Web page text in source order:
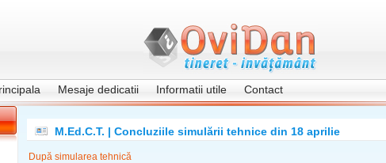
Mesaje dedicatii Informatii utile Contact
M.Ed.C.T. | Concluziile simulării tehnice din 18 aprilie
După simularea tehnică